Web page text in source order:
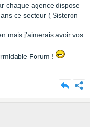
chaque agence dispose
ce secteur ( Sisteron
mais j'aimerais avoir vos
Forum !